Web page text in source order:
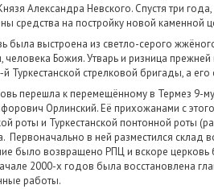
Александра Невского. Спустя три
средства на постройку новой каменной
была выстроена из светло-серого
человека Божия. Утварь и ризница
Туркестанской стрелковой бригады, а
перешла к перемещённому в Термез 9-
Орлинский. Её прихожанами с
роты и Туркестанской понтонной роты
Первоначально в ней разместился склад
было возвращено РПЦ и вскоре
2000-х годов была восстановлена
работы.